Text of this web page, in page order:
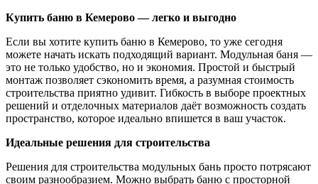
Купить баню в Кемерово — легко и выгодно
Если вы хотите купить баню в Кемерово, то уже сегодня
можете начать искать подходящий вариант. Модульная баня —
это не только удобство, но и экономия. Простой и быстрый
монтаж позволяет сэкономить время, а разумная стоимость
строительства приятно удивит. Гибкость в выборе проектных
решений и отделочных материалов даёт возможность создать
пространство, которое идеально впишется в ваш участок.
Идеальные решения для строительства
Решения для строительства модульных бань просто потрясают
своим разнообразием. Можно выбрать баню с просторной